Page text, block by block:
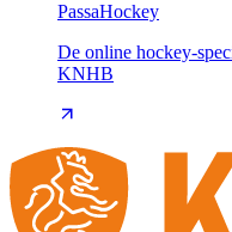
PassaHockey
De online hockey-
KNHB